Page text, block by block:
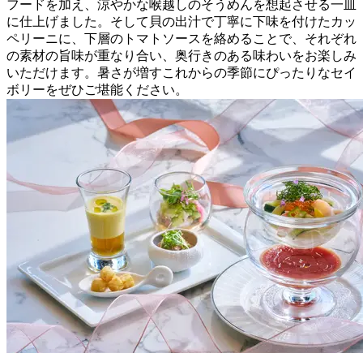
フードを加え、涼やかな喉越しのそうめんを想起させる一皿
に仕上げました。そして貝の出汁で丁寧に下味を付けたカッ
ペリーニに、下層のトマトソースを絡めることで、それぞれ
の素材の旨味が重なり合い、奥行きのある味わいをお楽しみ
いただけます。暑さが増すこれからの季節にぴったりなセイ
ボリーをぜひご堪能ください。